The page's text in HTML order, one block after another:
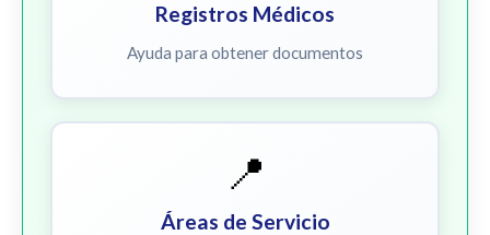
Registros Médicos
Ayuda para obtener documentos
📍
Áreas de Servicio